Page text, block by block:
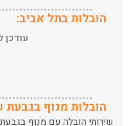
עודכן
החל מהובלת תכולת דירה
עודכן